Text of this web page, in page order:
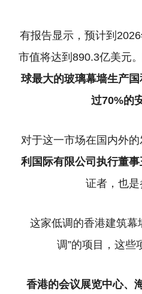
有报告显示，预计到
市值将达到890.3亿美元。
球最大的玻璃幕墙生产
过70%的
对于这一市场在国内外的
利国际有限公司执行董
证者，也是
这家低调的香港建筑幕
调”的项目，这些
香港的会议展览中心、